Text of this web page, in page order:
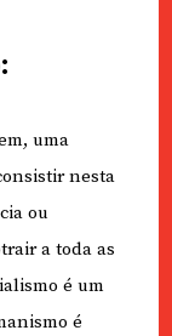
uma
nesta
ou
a toda as
é um
é